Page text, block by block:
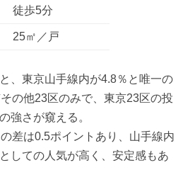
徒歩5分
25㎡／戸
、東京山手線内が4.8％と唯一の
の他23区のみで、東京23区の投
強さが窺える。
差は0.5ポイントあり、山手線内
しての人気が高く、安定感もあ